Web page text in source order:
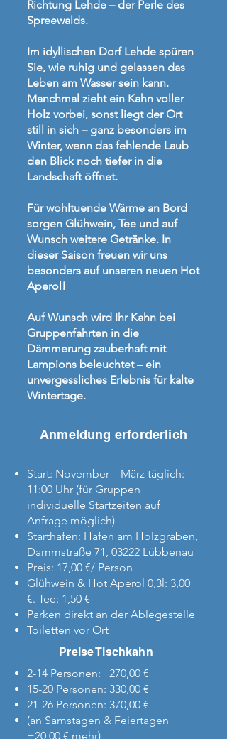
Richtung Lehde – der Perle des
Spreewalds.
Im idyllischen Dorf Lehde spüren
Sie, wie ruhig und gelassen das
Leben am Wasser sein kann.
Manchmal zieht ein Kahn voller
Holz vorbei, sonst liegt der Ort
still in sich – ganz besonders im
Winter, wenn das fehlende Laub
den Blick noch tiefer in die
Landschaft öffnet.
Für wohltuende Wärme an Bord
sorgen Glühwein, Tee und auf
Wunsch weitere Getränke. In
dieser Saison freuen wir uns
besonders auf unseren neuen Hot
Aperol!
Auf Wunsch wird Ihr Kahn bei
Gruppenfahrten in die
Dämmerung zauberhaft mit
Lampions beleuchtet – ein
unvergessliches Erlebnis für kalte
Wintertage.
Anmeldung erforderlich
Start: November – März täglich:
11:00 Uhr (für Gruppen
individuelle Startzeiten auf
Anfrage möglich)
Starthafen: Hafen am Holzgraben,
Dammstraße 71, 03222 Lübbenau
Preis: 17,00 €/ Person
Glühwein & Hot Aperol 0,3l: 3,00
€. Tee: 1,50 €
Parken direkt an der Ablegestelle
Toiletten vor Ort
Preise Tischkahn
2-14 Personen: 270,00 €
15-20 Personen: 330,00 €
21-26 Personen: 370,00 €
(an Samstagen & Feiertagen
+20,00 € mehr)